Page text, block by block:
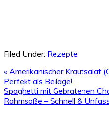
Filed Under: Rezepte
Previous
Post:
« Amerikanischer Krautsalat
Perfekt als Beilage!
Next
Post:
Spaghetti mit Gebratenen
Rahmsoße – Schnell &